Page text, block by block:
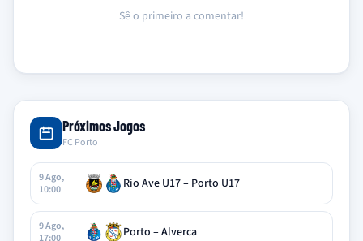
Sê o primeiro a comentar!
Próximos Jogos
FC Porto
9 Ago,
10:00
Rio Ave U17 – Porto U17
9 Ago,
17:00
Porto – Alverca